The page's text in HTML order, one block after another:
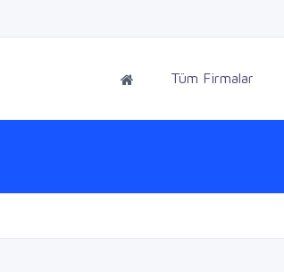
Tüm Firmalar